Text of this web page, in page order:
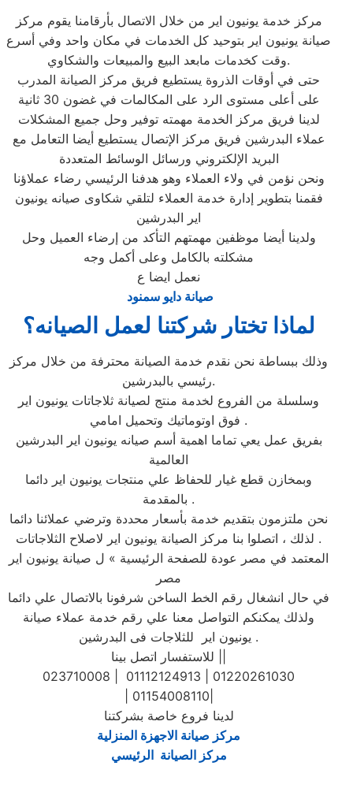
مركز خدمة يونيون اير من خلال الاتصال بأرقامنا يقوم مركز
صيانة يونيون اير بتوحيد كل الخدمات في مكان واحد وفي أسرع
وقت كخدمات مابعد البيع والمبيعات والشكاوي.
حتى في أوقات الذروة يستطيع فريق مركز الصيانة المدرب
على أعلى مستوى الرد على المكالمات في غضون 30 ثانية
لدينا فريق مركز الخدمة مهمته توفير وحل جميع المشكلات
عملاء البدرشين فريق مركز الإتصال يستطيع أيضا التعامل مع
البريد الإلكتروني ورسائل الوسائط المتعددة
ونحن نؤمن في ولاء العملاء وهو هدفنا الرئيسي رضاء عملاؤنا
فقمنا بتطوير إدارة خدمة العملاء لتلقي شكاوى صيانه يونيون
اير البدرشين
ولدينا أيضا موظفين مهمتهم التأكد من إرضاء العميل وحل
مشكلته بالكامل وعلى أكمل وجه
نعمل ايضا ع
صيانة دايو سمنود
لماذا تختار شركتنا لعمل الصيانه؟
وذلك ببساطة نحن نقدم خدمة الصيانة محترفة من خلال مركز
رئيسي بالبدرشين.
وسلسلة من الفروع لخدمة منتج لصيانة ثلاجاتات يونيون اير
فوق اوتوماتيك وتحميل امامي .
بفريق عمل يعي تماما اهمية أسم صيانه يونيون اير البدرشين
العالمية
وبمخازن قطع غيار للحفاظ علي منتجات يونيون اير دائما
بالمقدمة .
نحن ملتزمون بتقديم خدمة بأسعار محددة وترضي عملائنا دائما
. لذلك ، اتصلوا بنا مركز الصيانة يونيون اير لاصلاح الثلاجاتات
المعتمد في مصر عودة للصفحة الرئيسية » ل صيانة يونيون اير
مصر
في حال انشغال رقم الخط الساخن شرفونا بالاتصال علي دائما
ولذلك يمكنكم التواصل معنا علي رقم خدمة عملاء صيانة
يونيون اير للثلاجات فى البدرشين .
023710008 | 01112124913 | 01220261030
| 01154008110|
لدينا فروع خاصة بشركتنا
مركز صيانة الاجهزة المنزلية
مركز الصيانة الرئيسي